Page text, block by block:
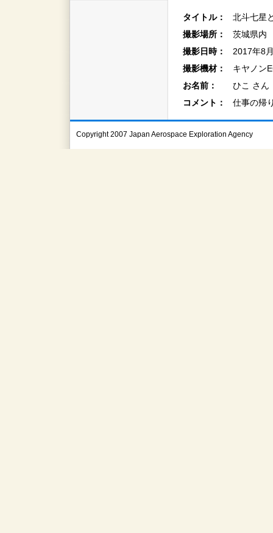
タイトル：
北斗七星
撮影場所：
茨城県内
撮影日時：
2017年8
撮影機材：
キヤノン
お名前：
ひこ さん
コメント：
仕事の帰
Copyright 2007 Japan Aerospace Exploration Agency